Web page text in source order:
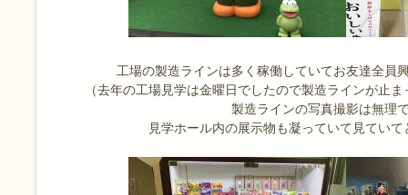
工場の製造ラインは多く稼働していてお友達全員
（去年の工場見学は金曜日でしたので製造ラインが止
製造ラインの写真撮影は無理
見学ホール内の展示物も凝っていて見てい